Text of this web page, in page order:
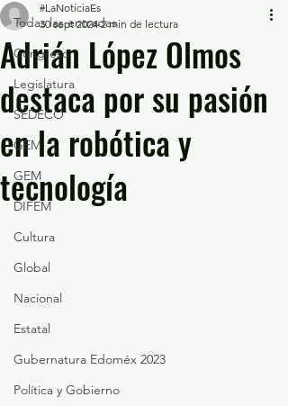
Todas las entradas
Congreso
Legislatura
SEDECO
GEM
GEM
DIFEM
Cultura
Global
Nacional
Estatal
Gubernatura Edoméx 2023
Política y Gobierno
Adrián López Olmos
destaca por su pasión
en la robótica y
tecnología
#LaNoticiaEs
30 sept 2024 2 min de lectura